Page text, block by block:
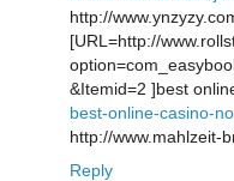
http://
[URL=http://
&Itemid=2 ]best
best-online-casino-
http://www.mahlzeit-
Reply